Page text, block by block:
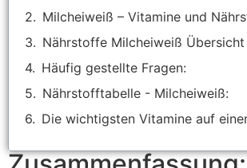
Milcheiweiß – Vitamine und
Nährstoffe Milcheiweiß Übersicht
Häufig gestellte Fragen:
Nährstofftabelle - Milcheiweiß:
Die wichtigsten Vitamine auf